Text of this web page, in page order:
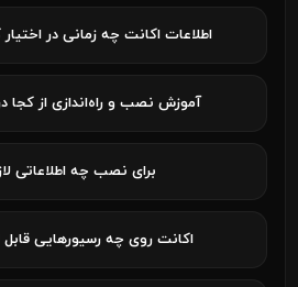
اطلاعات اکانت چه زمانی در اختیار
آموزش نصب و راه‌اندازی از
برای نصب چه اطلاعاتی
اکانت روی چه رسیورهایی